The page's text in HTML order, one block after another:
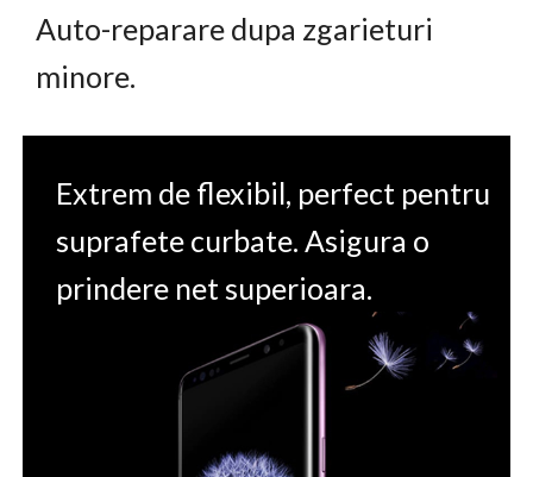
Auto-reparare dupa zgarieturi
minore.
Extrem de flexibil, perfect pentru
suprafete curbate. Asigura o
prindere net superioara.